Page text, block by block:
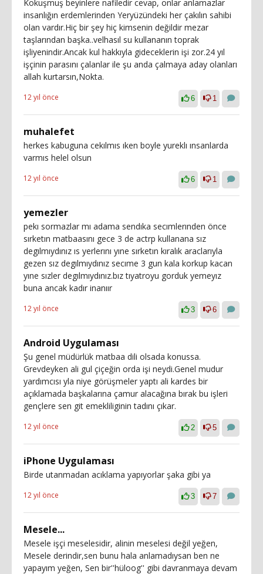
Kokuşmuş beyinlere nafiledir cevap, onlar anlamazlar
insanlığın erdemlerinden Yeryüzündeki her çakılın sahibi
olan vardır.Hiç bir şey hiç kimsenin değildir mezar
taşlarından başka..velhasıl su kullananın toprak
işliyenindir.Ancak kul hakkıyla gideceklerin işi zor.24 yıl
işçinin parasını çalanlar ile şu anda çalmaya aday olanları
allah kurtarsın,Nokta.
12 yıl önce 6 1
muhalefet
herkes kabuguna cekılmıs ıken boyle yureklı ınsanlarda
varmıs helel olsun
12 yıl önce 6 1
yemezler
pekı sormazlar mı adama sendıka secımlerınden önce
sırketın matbaasını gece 3 de actrp kullanana sız
degılmıydınız ıs yerlerını yıne sırketın kıralık araclarıyla
gezen sız degılmıydınız secıme 3 gun kala korkup kacan
yıne sızler degılmıydınız.bız tıyatroyu gorduk yemeyız
buna ancak kadır inanıır
12 yıl önce 3 6
Android Uygulaması
Şu genel müdürlük matbaa dili olsada konussa.
Grevdeyken ali gul çiçeğin orda işi neydi.Genel mudur
yardımcısı yla niye görüşmeler yaptı ali kardes bir
açıklamada başkalarına çamur alacağına bırak bu işleri
gençlere sen git emekliliginin tadını çıkar.
12 yıl önce 2 5
iPhone Uygulaması
Birde utanmadan acıklama yapıyorlar şaka gibi ya
12 yıl önce 3 7
Mesele...
Mesele işçi meselesidir, alinin meselesi değil yeğen,
Mesele derindir,sen bunu hala anlamadıysan ben ne
yapayım yeğen, Sen bir''hüloog'' gibi davranmaya devam